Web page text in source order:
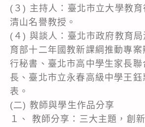
(３) 主持人：臺北市立大學教
清山名譽教授。
(４) 與談人：臺北市政府教育
育部十二年國教新課綱推動專
行秘書、臺北市高中學生家長聯
長、臺北市立永春高級中學王
表。
(二) 教師與學生作品分享
１、 教師分享：三大主題，創